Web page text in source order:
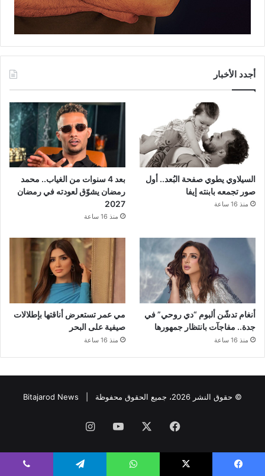
أجدد الأخبار
السيلاوي يطوي صفحة البُعد.. أول
صور تجمعه بابنته إيفا
منذ 16 ساعة
بعد 4 سنوات من الغياب.. محمد
رمضان يشوّق لعودته في رمضان
2027
منذ 16 ساعة
أنغام تدشّن ألبوم “دي روحي” في
جدة.. مفاجآت بانتظار جمهورها
منذ 16 ساعة
مي عمر تستعرض أناقتها بإطلالات
صيفية على البحر
منذ 16 ساعة
© حقوق النشر 2026، جميع الحقوق محفوظة | Bitajarod News
فيسبوك ‫YouTubeانستقرام